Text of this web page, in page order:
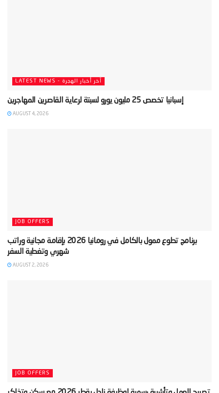
LATEST NEWS - آخر أخبار الهجرة
AUGUST 4, 2026
JOB OFFERS
‫برنامج تطوع ممول بالكامل في رومانيا 2026 بإقامة مجانية وراتب
شهري وتغطية السفر‬
AUGUST 2, 2026
JOB OFFERS